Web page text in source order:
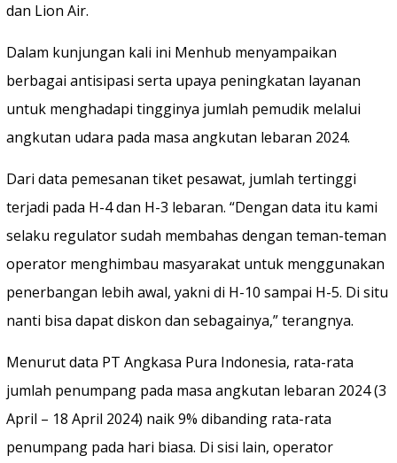
dan Lion Air.
Dalam kunjungan kali ini Menhub menyampaikan
berbagai antisipasi serta upaya peningkatan layanan
untuk menghadapi tingginya jumlah pemudik melalui
angkutan udara pada masa angkutan lebaran 2024.
Dari data pemesanan tiket pesawat, jumlah tertinggi
terjadi pada H-4 dan H-3 lebaran. “Dengan data itu kami
selaku regulator sudah membahas dengan teman-teman
operator menghimbau masyarakat untuk menggunakan
penerbangan lebih awal, yakni di H-10 sampai H-5. Di situ
nanti bisa dapat diskon dan sebagainya,” terangnya.
Menurut data PT Angkasa Pura Indonesia, rata-rata
jumlah penumpang pada masa angkutan lebaran 2024 (3
April – 18 April 2024) naik 9% dibanding rata-rata
penumpang pada hari biasa. Di sisi lain, operator